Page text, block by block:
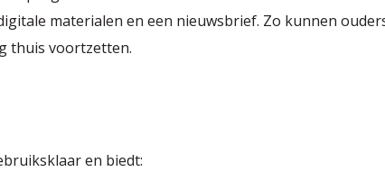
materialen en een nieuwsbrief. Zo kunnen
thuis voortzetten.
en biedt: